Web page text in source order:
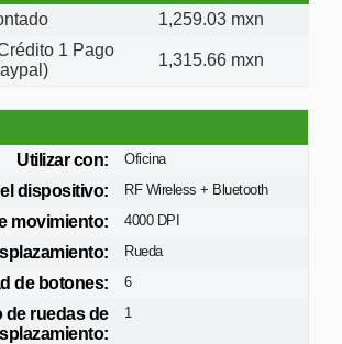
1,259.03 mxn
1 Pago
1,315.66 mxn
Utilizar con: Oficina
dispositivo: RF Wireless + Bluetooth
movimiento: 4000 DPI
Rueda
de botones: 6
de ruedas de
1